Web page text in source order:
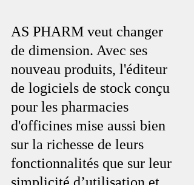
AS PHARM veut changer
de dimension. Avec ses
nouveau produits, l'éditeur
de logiciels de stock conçu
pour les pharmacies
d'officines mise aussi bien
sur la richesse de leurs
fonctionnalités que sur leur